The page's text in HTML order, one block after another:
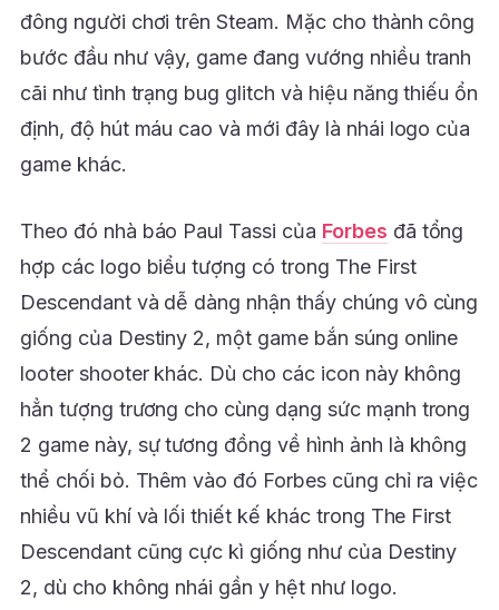
đông người chơi trên Steam. Mặc cho thành công
bước đầu như vậy, game đang vướng nhiều tranh
cãi như tình trạng bug glitch và hiệu năng thiếu ổn
định, độ hút máu cao và mới đây là nhái logo của
game khác.
Theo đó nhà báo Paul Tassi của Forbes đã tổng
hợp các logo biểu tượng có trong The First
Descendant và dễ dàng nhận thấy chúng vô cùng
giống của Destiny 2, một game bắn súng online
looter shooter khác. Dù cho các icon này không
hẳn tượng trương cho cùng dạng sức mạnh trong
2 game này, sự tương đồng về hình ảnh là không
thể chối bỏ. Thêm vào đó Forbes cũng chỉ ra việc
nhiều vũ khí và lối thiết kế khác trong The First
Descendant cũng cực kì giống như của Destiny
2, dù cho không nhái gần y hệt như logo.